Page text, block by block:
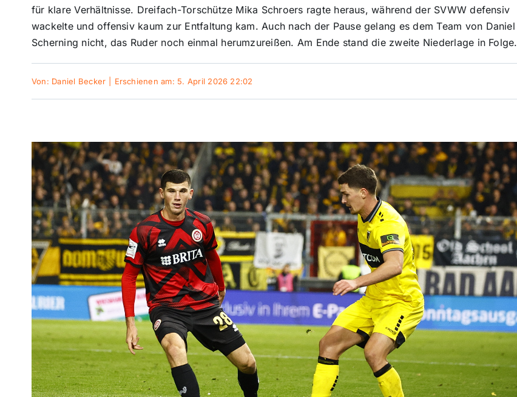
für klare Verhältnisse. Dreifach-Torschütze Mika Schroers ragte heraus, während der SVWW defensiv
wackelte und offensiv kaum zur Entfaltung kam. Auch nach der Pause gelang es dem Team von Daniel
Scherning nicht, das Ruder noch einmal herumzureißen. Am Ende stand die zweite Niederlage in Folge.
Von: Daniel Becker Erschienen am: 5. April 2026 22:02